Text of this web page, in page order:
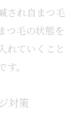
され自まつ毛
つ毛の状態を
れていくこと
。
対策